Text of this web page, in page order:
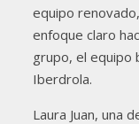
equipo
enfoque claro
grupo, el equipo
Iberdrola.
Laura Juan, una